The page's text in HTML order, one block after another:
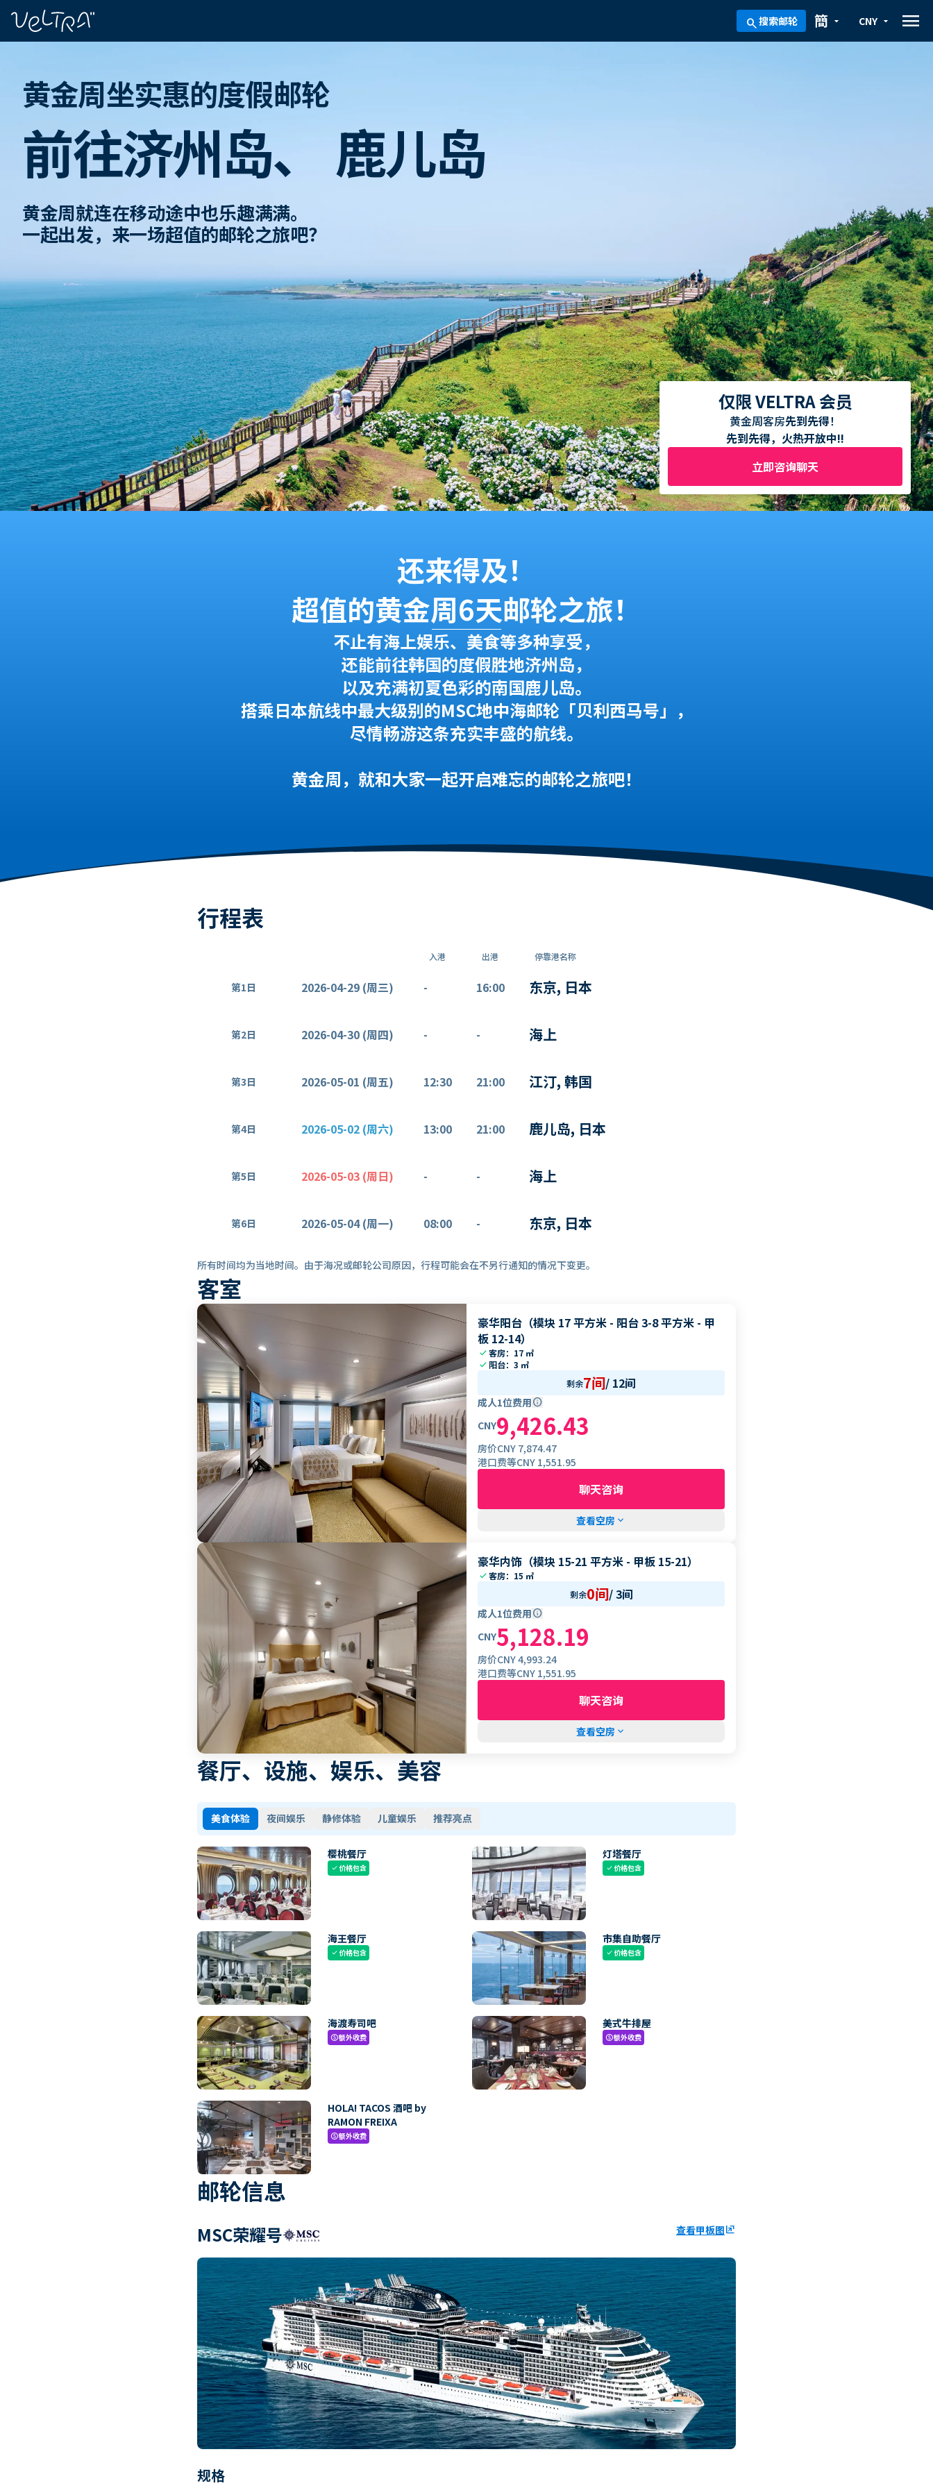
search搜索邮轮 arrow_drop_down
簡 arrow_drop_down
CNY menu
黄金周坐实惠的度假邮轮
前往济州岛、 鹿儿岛
黄金周就连在移动途中也乐趣满满。
一起出发，来一场超值的邮轮之旅吧？
仅限 VELTRA 会员
黄金周客房先到先得！
先到先得，火热开放中!!
立即咨询聊天
还来得及！
超值的黄金周6天邮轮之旅！
不止有海上娱乐、美食等多种享受，
还能前往韩国的度假胜地济州岛，
以及充满初夏色彩的南国鹿儿岛。
搭乘日本航线中最大级别的MSC地中海邮轮「贝利西马号」，
尽情畅游这条充实丰盛的航线。
黄金周，就和大家一起开启难忘的邮轮之旅吧！
行程表
入港 出港 停靠港名称
第1日 2026-04-29 (周三) - 16:00 东京, 日本
第2日 2026-04-30 (周四) - - 海上
第3日 2026-05-01 (周五) 12:30 21:00 江汀, 韩国
第4日 2026-05-02 (周六) 13:00 21:00 鹿儿岛, 日本
第5日 2026-05-03 (周日) - - 海上
第6日 2026-05-04 (周一) 08:00 - 东京, 日本
所有时间均为当地时间。由于海况或邮轮公司原因，行程可能会在不另行通知的情况下变更。
客室
豪华阳台（模块 17 平方米 - 阳台 3-8 平方米 - 甲
板 12-14）
check客房：17 ㎡
check 阳台：3 ㎡
剩余7间/ 12间
成人1位费用info
CNY9,426.43
房价CNY 7,874.47
港口费等CNY 1,551.95
聊天咨询
查看空房 keyboard_arrow_down
豪华内饰（模块 15-21 平方米 - 甲板 15-21）
check客房：15 ㎡
剩余0间/3间
成人1位费用info
CNY5,128.19
房价CNY4,993.24
港口费等CNY 1,551.95
聊天咨询
查看空房 keyboard_arrow_down
餐厅、设施、娱乐、美容
美食体验 夜间娱乐 静修体验 儿童娱乐 推荐亮点
樱桃餐厅
check价格包含
灯塔餐厅
check价格包含
海王餐厅
check价格包含
市集自助餐厅
check价格包含
海渡寿司吧
paid额外收费
美式牛排屋
paid额外收费
HOLA! TACOS 酒吧 by
RAMON FREIXA
paid额外收费
邮轮信息
MSC荣耀号 查看甲板图ungroup
规格